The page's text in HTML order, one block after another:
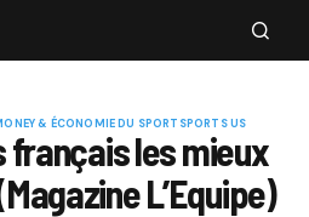
& ÉCONOMIE DU SPORT SPORTS US
français les mieux
L’Equipe)